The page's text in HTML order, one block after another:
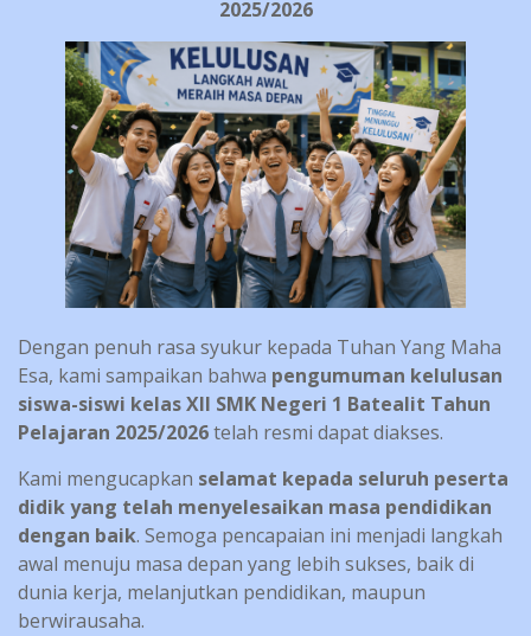
2025/2026
Dengan penuh rasa syukur kepada Tuhan Yang Maha
Esa, kami sampaikan bahwa pengumuman kelulusan
siswa-siswi kelas XII SMK Negeri 1 Batealit Tahun
Pelajaran 2025/2026telah resmi dapat diakses.
Kami mengucapkan selamat kepada seluruh peserta
didik yang telah menyelesaikan masa pendidikan
dengan baik. Semoga pencapaian ini menjadi langkah
awal menuju masa depan yang lebih sukses, baik di
dunia kerja, melanjutkan pendidikan, maupun
berwirausaha.